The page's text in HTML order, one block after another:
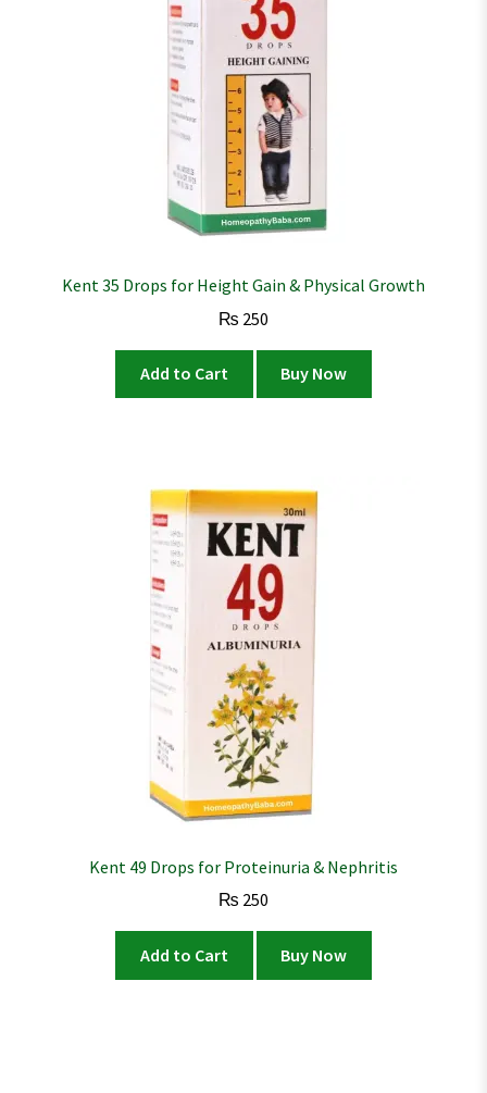
Kent 35 Drops for Height Gain & Physical Growth
₨ 250
Add to Cart Buy Now
Kent 49 Drops for Proteinuria & Nephritis
₨ 250
Add to Cart Buy Now